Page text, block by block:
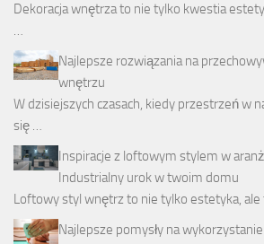
Dekoracja wnętrza to nie tylko kwestia
…
Najlepsze rozwiązania na
wnętrzu
W dzisiejszych czasach, kiedy przestrzeń w
się …
Inspiracje z loftowym stylem w
Industrialny urok w twoim domu
Loftowy styl wnętrz to nie tylko estetyka,
Najlepsze pomysły na